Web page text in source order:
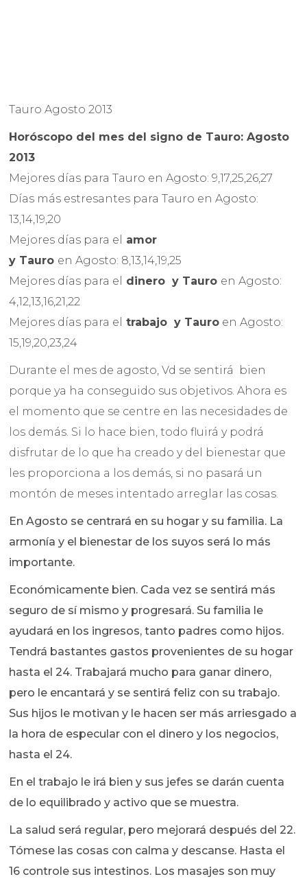
Tauro Agosto 2013
Horóscopo del mes del signo de Tauro: Agosto
2013
Mejores días para Tauro en Agosto: 9,17,25,26,27
Días más estresantes para Tauro en Agosto:
13,14,19,20
Mejores días para el
amor
y Tauro en Agosto: 8,13,14,19,25
Mejores días para el
dinero y Tauro en Agosto:
4,12,13,16,21,22
Mejores días para el
trabajo y Tauro en Agosto:
15,19,20,23,24
Durante el mes de agosto, Vd se sentirá bien
porque ya ha conseguido sus objetivos. Ahora es
el momento que se centre en las necesidades de
los demás. Si lo hace bien, todo fluirá y podrá
disfrutar de lo que ha creado y del bienestar que
les proporciona a los demás, si no pasará un
montón de meses intentado arreglar las cosas.
En Agosto se centrará en su hogar y su familia. La
armonía y el bienestar de los suyos será lo más
importante.
Económicamente bien. Cada vez se sentirá más
seguro de sí mismo y progresará. Su familia le
ayudará en los ingresos, tanto padres como hijos.
Tendrá bastantes gastos provenientes de su hogar
hasta el 24. Trabajará mucho para ganar dinero,
pero le encantará y se sentirá feliz con su trabajo.
Sus hijos le motivan y le hacen ser más arriesgado a
la hora de especular con el dinero y los negocios,
hasta el 24.
En el trabajo le irá bien y sus jefes se darán cuenta
de lo equilibrado y activo que se muestra.
La salud será regular, pero mejorará después del 22.
Tómese las cosas con calma y descanse. Hasta el
16 controle sus intestinos. Los masajes son muy